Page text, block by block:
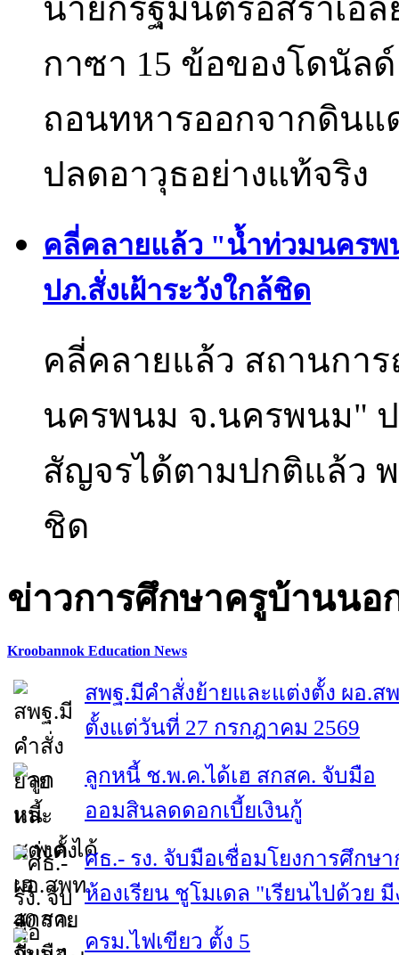
นายกรัฐมนตรีอิสราเอ
กาซา 15 ข้อของโดนัล
ถอนทหารออกจากดิน
ปลดอาวุธอย่างแท้จริง
คลี่คลายแล้ว "น้ำท่วมนคร
ปภ.สั่งเฝ้าระวังใกล้ชิด
คลี่คลายแล้ว สถานกา
นครพนม จ.นครพนม"
สัญจรได้ตามปกติแล้ว พ
ชิด
ข่าวการศึกษาครูบ้านนอ
Kroobannok Education News
สพฐ.มีคำสั่งย้ายและแต่งตั้ง ผอ.ส
ตั้งแต่วันที่ 27 กรกฎาคม 2569
ลูกหนี้ ช.พ.ค.ได้เฮ สกสค. จับมือ
ออมสินลดดอกเบี้ยเงินกู้
ศธ.- รง. จับมือเชื่อมโยงการศึกษ
ห้องเรียน ชูโมเดล "เรียนไปด้วย
ครม.ไฟเขียว ตั้ง 5